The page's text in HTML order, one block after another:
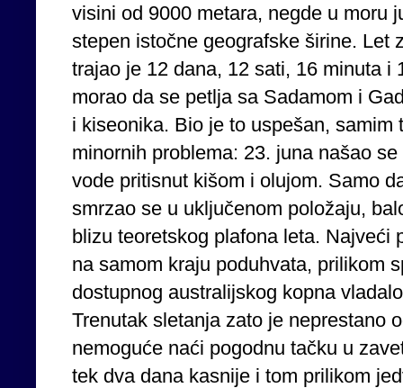
visini od 9000 metara, negde u moru
stepen istočne geografske širine. Let
trajao je 12 dana, 12 sati, 16 minuta i
morao da se petlja sa Sadamom i
i kiseonika. Bio je to uspešan,
minornih problema: 23. juna našao
vode pritisnut kišom i olujom. Samo
smrzao se u uključenom položaju,
blizu teoretskog plafona leta. Najveći
na samom kraju poduhvata, prilikom
dostupnog australijskog kopna
Trenutak sletanja zato je neprestano
nemoguće naći pogodnu tačku u
tek dva dana kasnije i tom prilikom